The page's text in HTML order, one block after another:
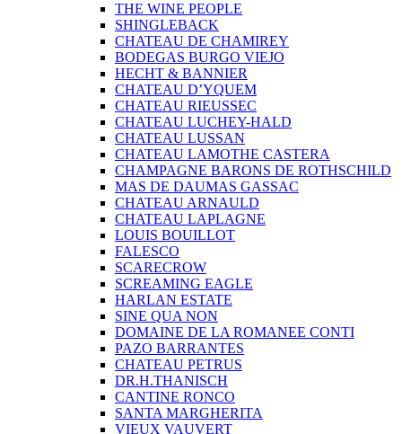
THE WINE PEOPLE
SHINGLEBACK
CHATEAU DE CHAMIREY
BODEGAS BURGO VIEJO
HECHT & BANNIER
CHATEAU D’YQUEM
CHATEAU RIEUSSEC
CHATEAU LUCHEY-HALD
CHATEAU LUSSAN
CHATEAU LAMOTHE CASTERA
CHAMPAGNE BARONS DE ROTHSCHILD
MAS DE DAUMAS GASSAC
CHATEAU ARNAULD
CHATEAU LAPLAGNE
LOUIS BOUILLOT
FALESCO
SCARECROW
SCREAMING EAGLE
HARLAN ESTATE
SINE QUA NON
DOMAINE DE LA ROMANEE CONTI
PAZO BARRANTES
CHATEAU PETRUS
DR.H.THANISCH
CANTINE RONCO
SANTA MARGHERITA
VIEUX VAUVERT